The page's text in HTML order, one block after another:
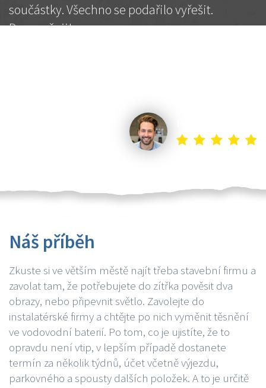
součástky. Všechno se podařilo vyřešit.
Doporučuji!
Náš příběh
Zkuste si ve větším městě najít třeba stavební firmu a
zavolat tam, že potřebujete do zítřka pověsit dva
obrazy, nebo připevnit světlo. Zavolejte do
instalatérské firmy a chtějte po nich vyměnit těsnění
ve vodovodní baterií. Po tom, co je ujistíte, že to
opravdu není vtip, v lepším případě dostanete
termín za několik týdnů, účet včetně výjezdu,
parkovného a spousty dalších položek. A to je určitě